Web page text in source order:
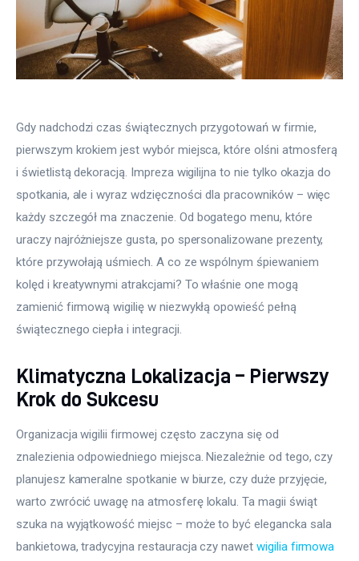
Pozostałe
Gdy nadchodzi czas świątecznych przygotowań w firmie,
pierwszym krokiem jest wybór miejsca, które olśni atmosferą
i świetlistą dekoracją. Impreza wigilijna to nie tylko okazja do
spotkania, ale i wyraz wdzięczności dla pracowników – więc
każdy szczegół ma znaczenie. Od bogatego menu, które
uraczy najróżniejsze gusta, po spersonalizowane prezenty,
które przywołają uśmiech. A co ze wspólnym śpiewaniem
kolęd i kreatywnymi atrakcjami? To właśnie one mogą
zamienić firmową wigilię w niezwykłą opowieść pełną
świątecznego ciepła i integracji.
Klimatyczna Lokalizacja – Pierwszy
Krok do Sukcesu
Organizacja wigilii firmowej często zaczyna się od
znalezienia odpowiedniego miejsca. Niezależnie od tego, czy
planujesz kameralne spotkanie w biurze, czy duże przyjęcie,
warto zwrócić uwagę na atmosferę lokalu. Ta magii świąt
szuka na wyjątkowość miejsc – może to być elegancka sala
bankietowa, tradycyjna restauracja czy nawet wigilia firmowa